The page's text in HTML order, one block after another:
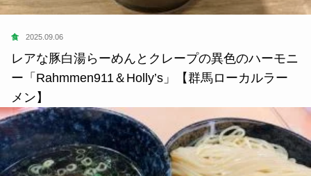
食 2025.09.06
レアな豚白湯らーめんとクレープの異色のハーモニ
ー「Rahmmen911＆Holly’s」【群馬ローカルラー
メン】